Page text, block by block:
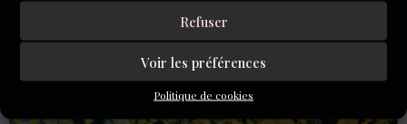
Refuser
Voir les préférences
Politique de cookies